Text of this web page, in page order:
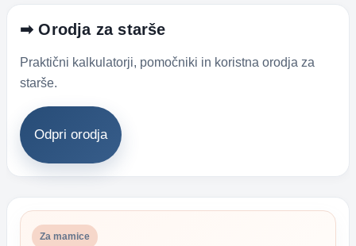
➡ Orodja za starše
Praktični kalkulatorji, pomočniki in koristna orodja za
starše.
Odpri orodja
Za mamice